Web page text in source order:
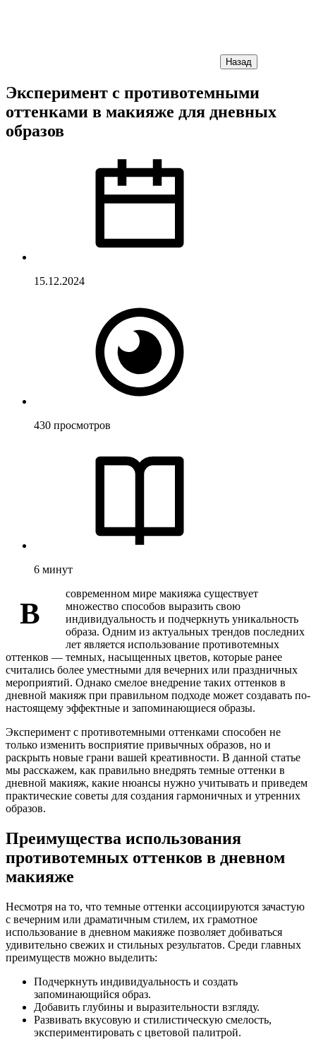
Назад
Эксперимент с противотемными
оттенками в макияже для дневных
образов
15.12.2024
430 просмотров
6 минут
В
современном мире макияжа существует
множество способов выразить свою
индивидуальность и подчеркнуть уникальность
образа. Одним из актуальных трендов последних
лет является использование противотемных
оттенков — темных, насыщенных цветов, которые ранее
считались более уместными для вечерних или праздничных
мероприятий. Однако смелое внедрение таких оттенков в
дневной макияж при правильном подходе может создавать по-
настоящему эффектные и запоминающиеся образы.
Эксперимент с противотемными оттенками способен не
только изменить восприятие привычных образов, но и
раскрыть новые грани вашей креативности. В данной статье
мы расскажем, как правильно внедрять темные оттенки в
дневной макияж, какие нюансы нужно учитывать и приведем
практические советы для создания гармоничных и утренних
образов.
Преимущества использования
противотемных оттенков в дневном
макияже
Несмотря на то, что темные оттенки ассоциируются зачастую
с вечерним или драматичным стилем, их грамотное
использование в дневном макияже позволяет добиваться
удивительно свежих и стильных результатов. Среди главных
преимуществ можно выделить:
Подчеркнуть индивидуальность и создать
запоминающийся образ.
Добавить глубины и выразительности взгляду.
Развивать вкусовую и стилистическую смелость,
экспериментировать с цветовой палитрой.